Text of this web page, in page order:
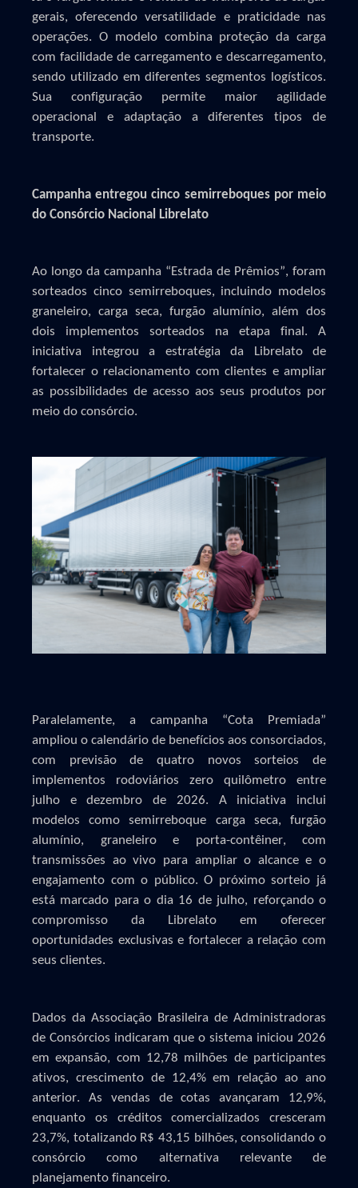
gerais, oferecendo versatilidade e praticidade nas
operações. O modelo combina proteção da carga
com facilidade de carregamento e descarregamento,
sendo utilizado em diferentes segmentos logísticos.
Sua configuração permite maior agilidade
operacional e adaptação a diferentes tipos de
transporte.
Campanha entregou cinco semirreboques por meio
do Consórcio Nacional Librelato
Ao longo da campanha “Estrada de Prêmios”, foram
sorteados cinco semirreboques, incluindo modelos
graneleiro, carga seca, furgão alumínio, além dos
dois implementos sorteados na etapa final. A
iniciativa integrou a estratégia da Librelato de
fortalecer o relacionamento com clientes e ampliar
as possibilidades de acesso aos seus produtos por
meio do consórcio.
Paralelamente, a campanha “Cota Premiada”
ampliou o calendário de benefícios aos consorciados,
com previsão de quatro novos sorteios de
implementos rodoviários zero quilômetro entre
julho e dezembro de 2026. A iniciativa inclui
modelos como semirreboque carga seca, furgão
alumínio, graneleiro e porta-contêiner, com
transmissões ao vivo para ampliar o alcance e o
engajamento com o público. O próximo sorteio já
está marcado para o dia 16 de julho, reforçando o
compromisso da Librelato em oferecer
oportunidades exclusivas e fortalecer a relação com
seus clientes.
Dados da Associação Brasileira de Administradoras
de Consórcios indicaram que o sistema iniciou 2026
em expansão, com 12,78 milhões de participantes
ativos, crescimento de 12,4% em relação ao ano
anterior. As vendas de cotas avançaram 12,9%,
enquanto os créditos comercializados cresceram
23,7%, totalizando R$ 43,15 bilhões, consolidando o
consórcio como alternativa relevante de
planejamento financeiro.